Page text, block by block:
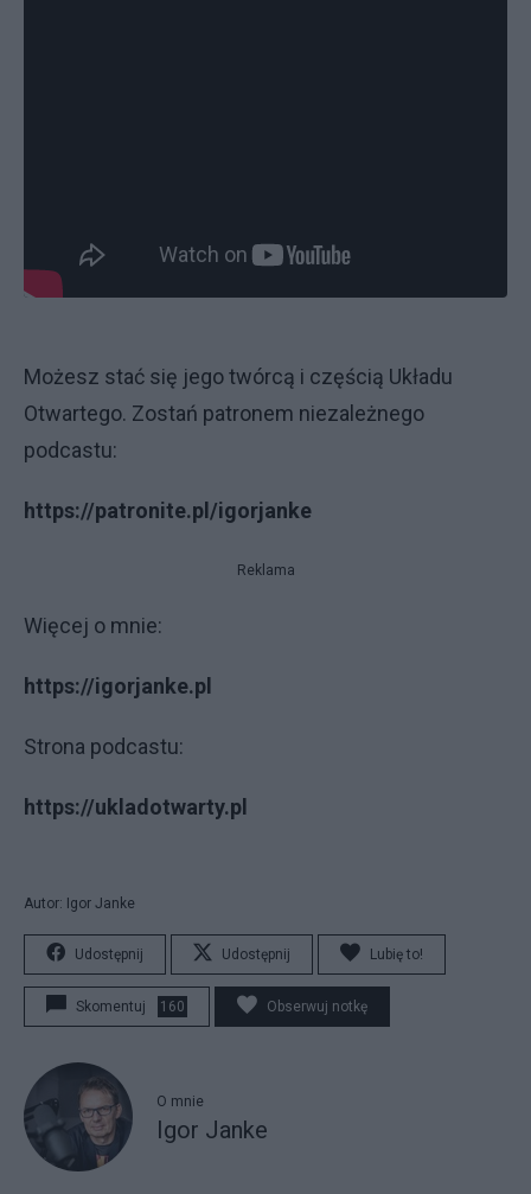
Możesz stać się jego twórcą i częścią Układu
Otwartego. Zostań patronem niezależnego
podcastu:
https://patronite.pl/igorjanke
Reklama
Więcej o mnie:
https://igorjanke.pl
Strona podcastu:
https://ukladotwarty.pl
Autor: Igor Janke
Udostępnij Udostępnij Lubię to!
Skomentuj 160 Obserwuj notkę
O mnie
Igor Janke